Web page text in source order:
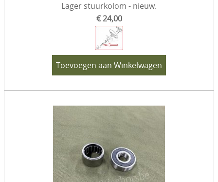
Lager stuurkolom - nieuw.
€ 24,00
Toevoegen aan Winkelwagen